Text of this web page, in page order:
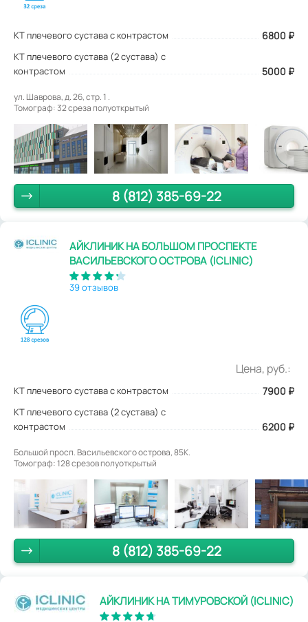
КТ плечевого сустава с контрастом 6800 ₽
КТ плечевого сустава (2 сустава) с
контрастом
5000 ₽
ул. Шаврова, д. 26, стр. 1 .
Томограф: 32 среза полуоткрытый
8 (812) 385-69-22
АЙКЛИНИК НА БОЛЬШОМ ПРОСПЕКТЕ
ВАСИЛЬЕВСКОГО ОСТРОВА (ICLINIC)
39 отзывов
Цена, руб.:
КТ плечевого сустава с контрастом 7900 ₽
КТ плечевого сустава (2 сустава) с
контрастом
6200 ₽
Большой просп. Васильевского острова, 85К.
Томограф: 128 срезов полуоткрытый
8 (812) 385-69-22
АЙКЛИНИК НА ТИМУРОВСКОЙ (ICLINIC)